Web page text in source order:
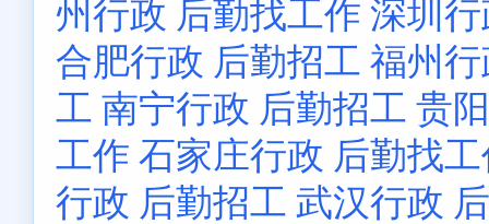
州行政 后勤找工作 深圳
合肥行政 后勤招工 福州
工 南宁行政 后勤招工 贵
工作 石家庄行政 后勤找
行政 后勤招工 武汉行政